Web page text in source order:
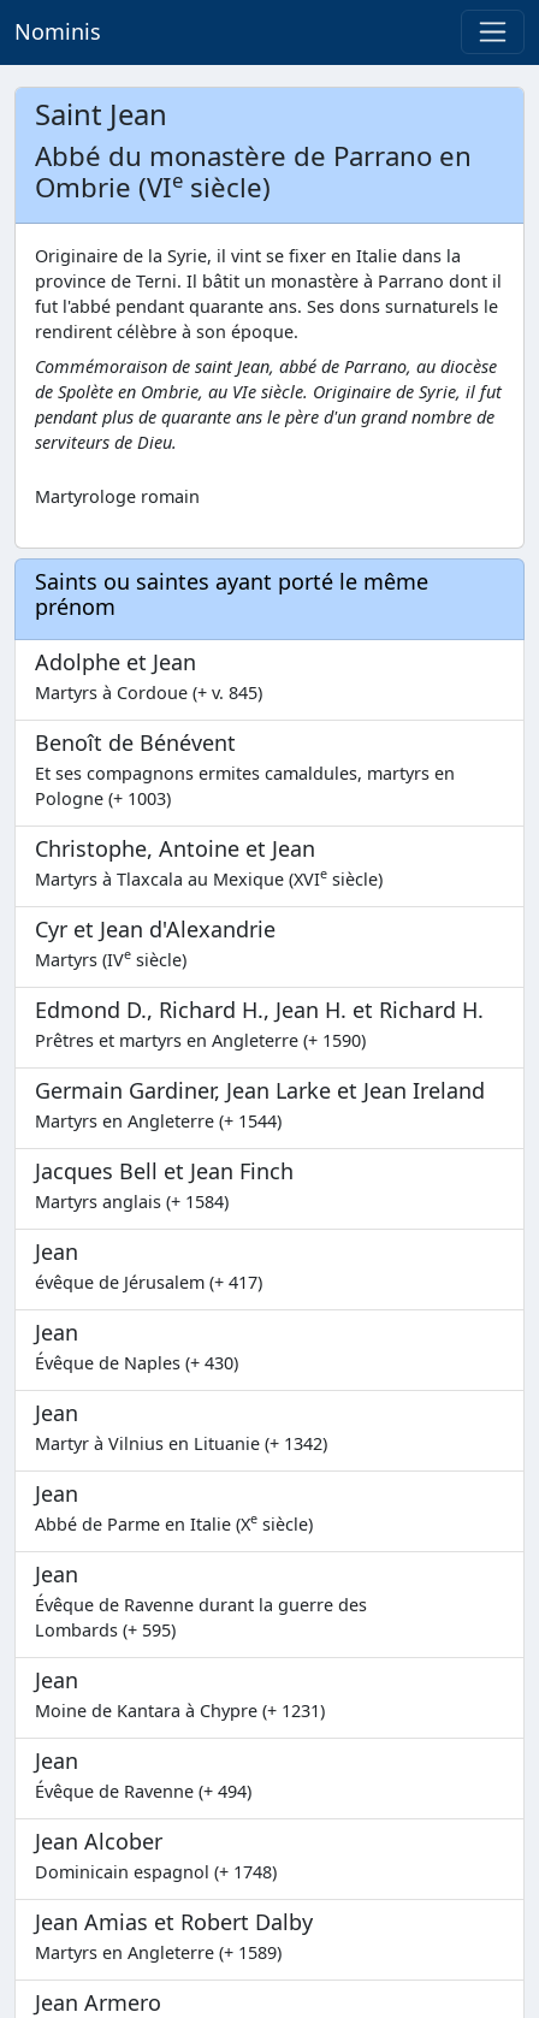
Nominis
Saint Jean
Abbé du monastère de Parrano en
Ombrie (VIe siècle)
Originaire de la Syrie, il vint se fixer en Italie dans la
province de Terni. Il bâtit un monastère à Parrano dont il
fut l'abbé pendant quarante ans. Ses dons surnaturels le
rendirent célèbre à son époque.
Commémoraison de saint Jean, abbé de Parrano, au diocèse
de Spolète en Ombrie, au VIe siècle. Originaire de Syrie, il fut
pendant plus de quarante ans le père d'un grand nombre de
serviteurs de Dieu.
Martyrologe romain
Saints ou saintes ayant porté le même
prénom
Adolphe et Jean
Martyrs à Cordoue (+ v. 845)
Benoît de Bénévent
Et ses compagnons ermites camaldules, martyrs en
Pologne (+ 1003)
Christophe, Antoine et Jean
Martyrs à Tlaxcala au Mexique (XVIe siècle)
Cyr et Jean d'Alexandrie
Martyrs (IVe siècle)
Edmond D., Richard H., Jean H. et Richard H.
Prêtres et martyrs en Angleterre (+ 1590)
Germain Gardiner, Jean Larke et Jean Ireland
Martyrs en Angleterre (+ 1544)
Jacques Bell et Jean Finch
Martyrs anglais (+ 1584)
Jean
évêque de Jérusalem (+ 417)
Jean
Évêque de Naples (+ 430)
Jean
Martyr à Vilnius en Lituanie (+ 1342)
Jean
Abbé de Parme en Italie (Xe siècle)
Jean
Évêque de Ravenne durant la guerre des
Lombards (+ 595)
Jean
Moine de Kantara à Chypre (+ 1231)
Jean
Évêque de Ravenne (+ 494)
Jean Alcober
Dominicain espagnol (+ 1748)
Jean Amias et Robert Dalby
Martyrs en Angleterre (+ 1589)
Jean Armero